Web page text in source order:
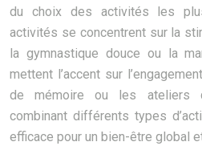
du choix des activités les
activités se concentrent sur la
la gymnastique douce ou la
mettent l’accent sur
de mémoire ou les ateliers
combinant différents types
efficace pour un bien-être global